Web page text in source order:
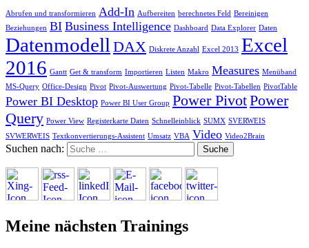
Abrufen und transformieren Add-In Aufbereiten berechnetes Feld Bereinigen
Beziehungen BI Business Intelligence Dashboard Data Explorer Daten
Datenmodell DAX Diskrete Anzahl Excel 2013 Excel
2016 Gantt Get & transform Importieren Listen Makro Measures Menüband
MS-Query Office-Design Pivot Pivot-Auswertung Pivot-Tabelle Pivot-Tabellen PivotTable
Power BI Desktop Power BI User Group Power PivotPower
Query Power View Registerkarte Daten Schnelleinblick SUMX SVERWEIS
SVWERWEIS Textkonvertierungs-Assistent Umsatz VBA Video Video2Brain
Suchen nach:
Meine nächsten Trainings